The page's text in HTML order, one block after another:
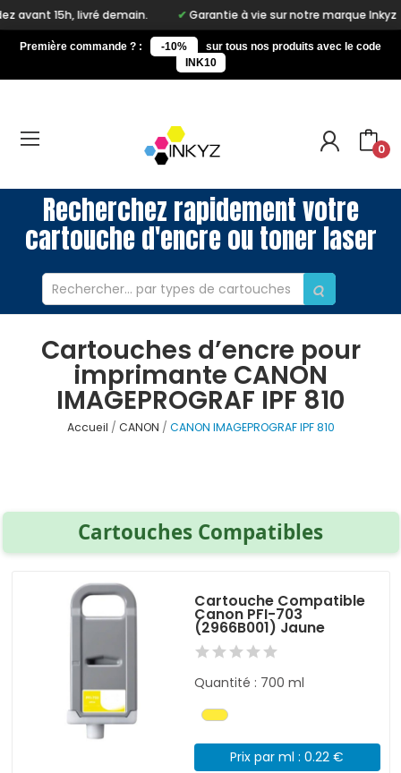
15h, livré demain. Garantie à vie sur notre marque Inkyz
Première commande ? : -10%
sur tous nos produits avec le code
INK10
0
Recherchez rapidement votre
cartouche d'encre ou toner laser
Cartouches d’encre pour
imprimante CANON
IMAGEPROGRAF IPF 810
Accueil CANON CANON IMAGEPROGRAF IPF 810
Cartouches Compatibles
Cartouche Compatible
Canon PFI-703
(2966B001) Jaune
Quantité : 700 ml
Prix par ml : 0.22 €